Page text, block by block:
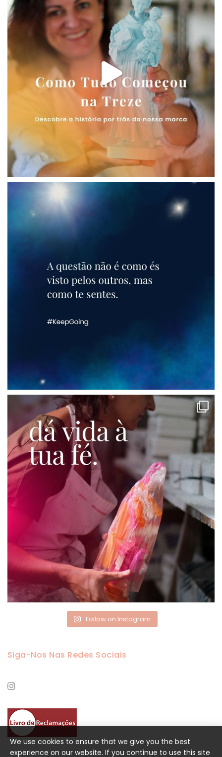
Follow on Instagram
Siga-Nos Nas Redes Sociais
We use cookies to ensure that we give you the best
experience on our website. If you continue to use this site